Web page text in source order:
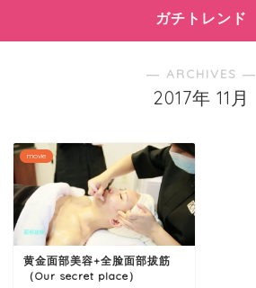
ガチトレンド
― ARCHIVES ―
2017年 11月
movie
黄金面部美容+全脸面部拔筋
（Our secret place）